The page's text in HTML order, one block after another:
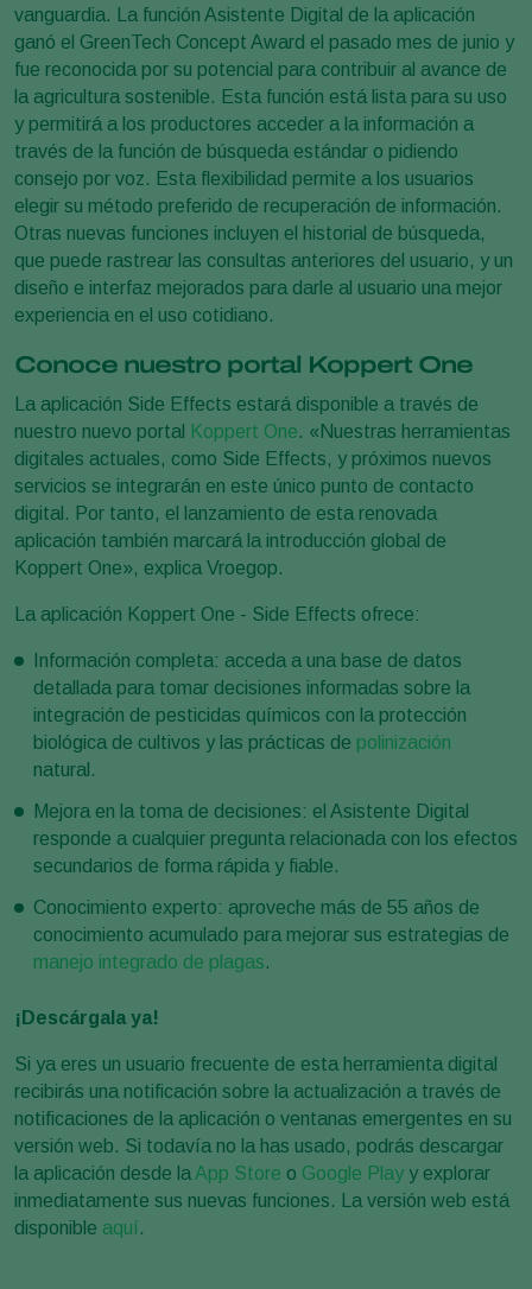
vanguardia. La función Asistente Digital de la aplicación
ganó el GreenTech Concept Award el pasado mes de junio y
fue reconocida por su potencial para contribuir al avance de
la agricultura sostenible. Esta función está lista para su uso
y permitirá a los productores acceder a la información a
través de la función de búsqueda estándar o pidiendo
consejo por voz. Esta flexibilidad permite a los usuarios
elegir su método preferido de recuperación de información.
Otras nuevas funciones incluyen el historial de búsqueda,
que puede rastrear las consultas anteriores del usuario, y un
diseño e interfaz mejorados para darle al usuario una mejor
experiencia en el uso cotidiano.
Conoce nuestro portal Koppert One
La aplicación Side Effects estará disponible a través de
nuestro nuevo portal Koppert One. «Nuestras herramientas
digitales actuales, como Side Effects, y próximos nuevos
servicios se integrarán en este único punto de contacto
digital. Por tanto, el lanzamiento de esta renovada
aplicación también marcará la introducción global de
Koppert One», explica Vroegop.
La aplicación Koppert One - Side Effects ofrece:
Información completa: acceda a una base de datos
detallada para tomar decisiones informadas sobre la
integración de pesticidas químicos con la protección
biológica de cultivos y las prácticas de polinización
natural.
Mejora en la toma de decisiones: el Asistente Digital
responde a cualquier pregunta relacionada con los efectos
secundarios de forma rápida y fiable.
Conocimiento experto: aproveche más de 55 años de
conocimiento acumulado para mejorar sus estrategias de
manejo integrado de plagas.
¡Descárgala ya!
Si ya eres un usuario frecuente de esta herramienta digital
recibirás una notificación sobre la actualización a través de
notificaciones de la aplicación o ventanas emergentes en su
versión web. Si todavía no la has usado, podrás descargar
la aplicación desde laApp Store o Google Play y explorar
inmediatamente sus nuevas funciones. La versión web está
disponible aquí.